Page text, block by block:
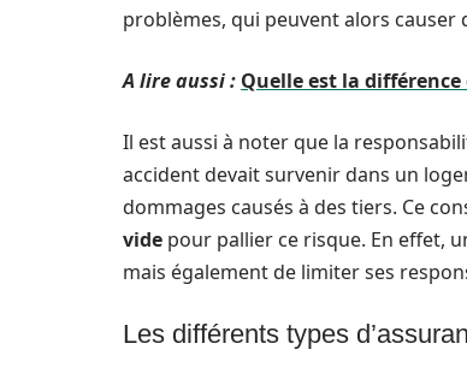
problèmes, qui peuvent alors causer
A lire aussi : Quelle est la
Il est aussi à noter que la
accident devait survenir dans un
dommages causés à des tiers. Ce
vide pour pallier ce risque. En effet,
mais également de limiter ses
Les différents types